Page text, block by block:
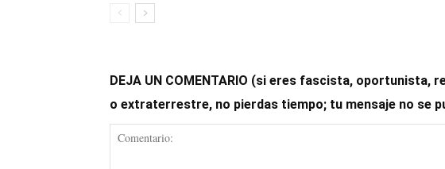
DEJA UN COMENTARIO (si eres fascista, oportunista,
o extraterrestre, no pierdas tiempo; tu mensaje no se